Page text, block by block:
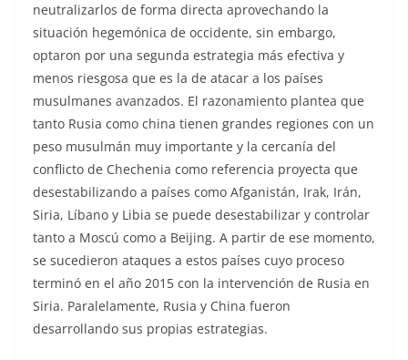
neutralizarlos de forma directa aprovechando la
situación hegemónica de occidente, sin embargo,
optaron por una segunda estrategia más efectiva y
menos riesgosa que es la de atacar a los países
musulmanes avanzados. El razonamiento plantea que
tanto Rusia como china tienen grandes regiones con un
peso musulmán muy importante y la cercanía del
conflicto de Chechenia como referencia proyecta que
desestabilizando a países como Afganistán, Irak, Irán,
Siria, Líbano y Libia se puede desestabilizar y controlar
tanto a Moscú como a Beijing. A partir de ese momento,
se sucedieron ataques a estos países cuyo proceso
terminó en el año 2015 con la intervención de Rusia en
Siria. Paralelamente, Rusia y China fueron
desarrollando sus propias estrategias.